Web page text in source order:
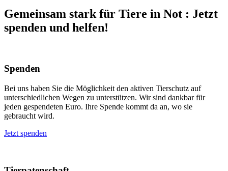
Gemeinsam stark für Tiere in Not : Jetzt
spenden und helfen!
Spenden
Bei uns haben Sie die Möglichkeit den aktiven Tierschutz auf
unterschiedlichen Wegen zu unterstützen. Wir sind dankbar für
jeden gespendeten Euro. Ihre Spende kommt da an, wo sie
gebraucht wird.
Jetzt spenden